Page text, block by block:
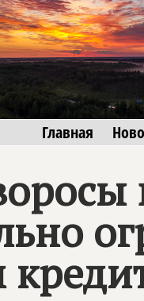
Главная